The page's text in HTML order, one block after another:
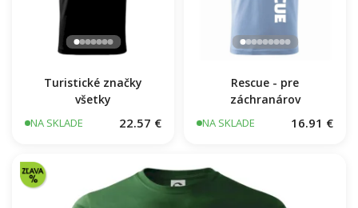
Turistické značky
všetky
NA SKLADE 22.57 €
Rescue - pre
záchranárov
NA SKLADE 16.91 €